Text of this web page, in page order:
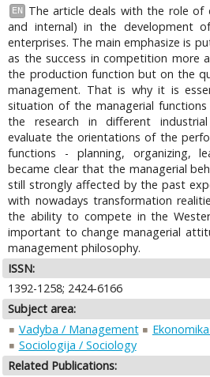
EN
The article deals with the role
and internal) in the development
enterprises. The main emphasize is
as the success in competition more
the production function but on the
management. That is why it is
situation of the managerial
the research in different
evaluate the orientations of the
functions - planning, organizing,
became clear that the managerial
still strongly affected by the past
with nowadays transformation
the ability to compete in the
important to change managerial
management philosophy.
ISSN:
1392-1258; 2424-6166
Subject area:
Vadyba / Management
Sociologija / Sociology
Related Publications: